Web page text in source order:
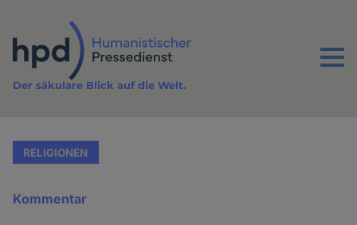
Inhalt
Menu
Der säkulare Blick auf die Welt.
RELIGIONEN
Kommentar